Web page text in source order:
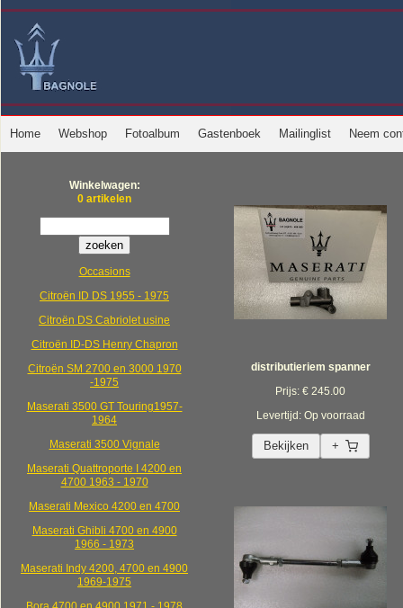
Home Webshop Fotoalbum Gastenboek Mailinglist Neem
Winkelwagen:
0 artikelen
Occasions
Citroën ID DS 1955 - 1975
Citroën DS Cabriolet usine
Citroën ID-DS Henry Chapron
Citroën SM 2700 en 3000 1970
-1975
Maserati 3500 GT Touring1957-
1964
Maserati 3500 Vignale
Maserati Quattroporte I 4200 en
4700 1963 - 1970
Maserati Mexico 4200 en 4700
Maserati Ghibli 4700 en 4900
1966 - 1973
Maserati Indy 4200, 4700 en 4900
1969-1975
distributieriem spanner
Prijs: € 245.00
Levertijd: Op voorraad
Bekijken +